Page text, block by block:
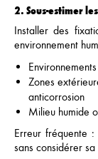
2. Sous-estimer
Installer des
environnement
Zones
anticorrosion
Milieu humide
Erreur fréquente :
sans considérer